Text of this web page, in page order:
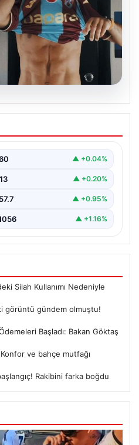
karnındaki görüntü
ortaya çıktı
▲ +0.04%
▲ +0.20%
▲ +0.95%
▲ +1.16%
Silah Kullanımı Nedeniyle
görüntü gündem olmuştu!
Başladı: Bakan Göktaş
Konfor ve bahçe mutfağı
Rakibini farka boğdu